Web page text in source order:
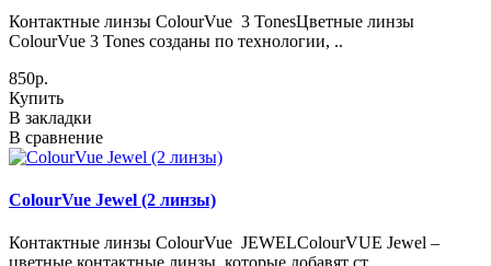
Контактные линзы ColourVue 3 TonesЦветные линзы
ColourVue 3 Tones созданы по технологии, ..
850р.
Купить
В закладки
В сравнение
ColourVue Jewel (2 линзы)
Контактные линзы ColourVue JEWELColourVUE Jewel –
цветные контактные линзы, которые добавят ст..